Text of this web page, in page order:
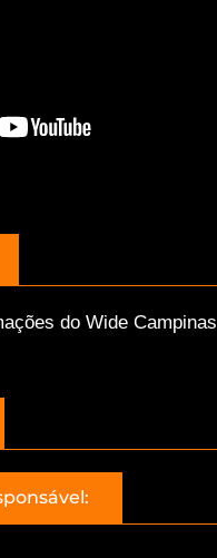
do Wide Campinas